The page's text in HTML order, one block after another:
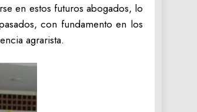
en estos futuros abogados, lo
con fundamento en los
agrarista.